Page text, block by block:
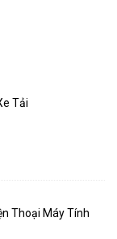
Tải
Thoại Máy Tính